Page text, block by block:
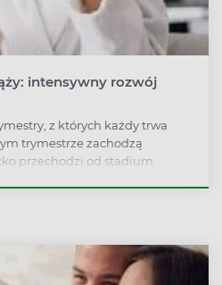
intensywny rozwój
z których każdy trwa
trymestrze zachodzą
przechodzi od stadium